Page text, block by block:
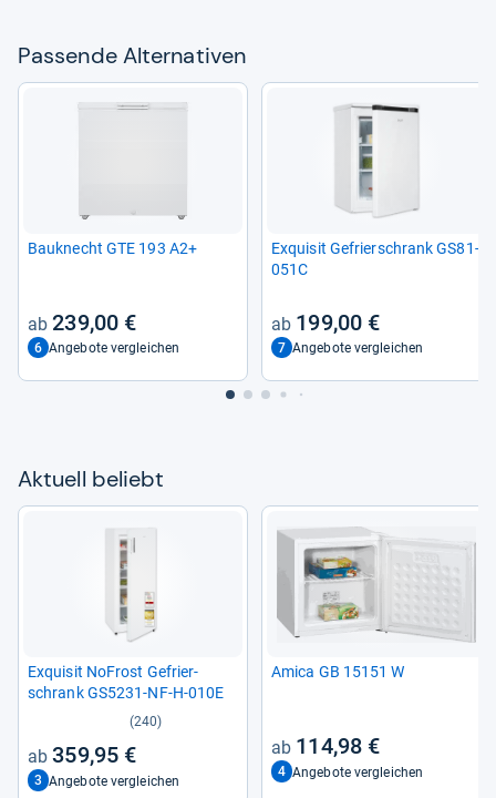
Pas­sende Alter­na­ti­ven
Bau­knecht GTE 193 A2+
239,00 €
6 Angebote vergleichen
Exqui­sit Gefrier­schrank GS81-​
051C
199,00 €
7 Angebote vergleichen
Aktu­ell beliebt
Exqui­sit NoFrost Gefrier­
schrank GS5231-​NF-​H-​010E
(240)
359,95 €
3 Angebote vergleichen
Amica GB 15151 W
114,98 €
4 Angebote vergleichen